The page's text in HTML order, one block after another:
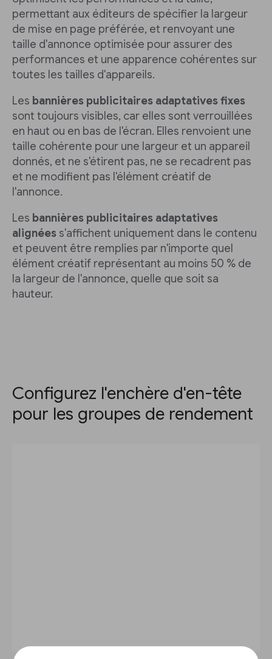
permettant aux éditeurs de spécifier la largeur
de mise en page préférée, et renvoyant une
taille d'annonce optimisée pour assurer des
performances et une apparence cohérentes sur
toutes les tailles d'appareils.
Les bannières publicitaires adaptatives fixes
sont toujours visibles, car elles sont verrouillées
en haut ou en bas de l'écran. Elles renvoient une
taille cohérente pour une largeur et un appareil
donnés, et ne s'étirent pas, ne se recadrent pas
et ne modifient pas l'élément créatif de
l'annonce.
Les bannières publicitaires adaptatives
alignées s'affichent uniquement dans le contenu
et peuvent être remplies par n'importe quel
élément créatif représentant au moins 50 % de
la largeur de l'annonce, quelle que soit sa
hauteur.
Configurez l'enchère d'en-tête
pour les groupes de rendement